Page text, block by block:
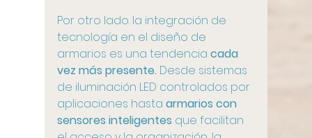
Por otro lado. la integración de
tecnología en el diseño de
armarios es una tendencia cada
vez más presente. Desde sistemas
de iluminación LED controlados por
aplicaciones hasta armarios con
sensores inteligentes que facilitan